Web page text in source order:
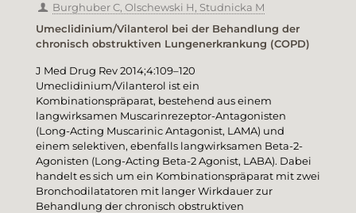
Burghuber C, Olschewski H, Studnicka M
Umeclidinium/Vilanterol bei der Behandlung der
chronisch obstruktiven Lungenerkrankung (COPD)
J Med Drug Rev 2014;4:109–120
Umeclidinium/Vilanterol ist ein
Kombinationspräparat, bestehend aus einem
langwirksamen Muscarinrezeptor-Antagonisten
(Long-Acting Muscarinic Antagonist, LAMA) und
einem selektiven, ebenfalls langwirksamen Beta-2-
Agonisten (Long-Acting Beta-2 Agonist, LABA). Dabei
handelt es sich um ein Kombinationspräparat mit zwei
Bronchodilatatoren mit langer Wirkdauer zur
Behandlung der chronisch obstruktiven